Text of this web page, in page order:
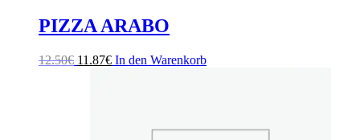
PIZZA ARABO
12.50€ Ursprünglicher
11.87€Aktueller
In den Warenkorb